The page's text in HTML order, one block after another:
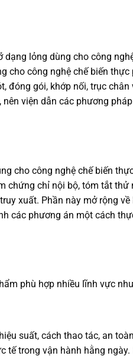
lỏng dùng cho công
cho công nghệ chế biến thực
đóng gói, khớp nối, trục
viện dẫn các phương
cho công nghệ chế biến
chứng chỉ nội bộ, tóm tắt thử
xuất. Phần này mở rộng
các phương án một cách
phù hợp nhiều lĩnh vực
suất, cách thao tác, an
trong vận hành hằng ngày.